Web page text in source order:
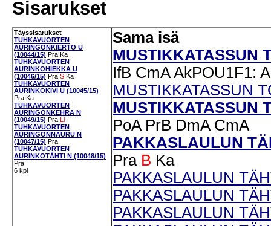
Sisarukset
Täyssisarukset
TUHKAVUORTEN
AURINGONKIERTO U
(10044/15) Pra Ka
TUHKAVUORTEN
AURINKOHIEKKA U
(10046/15) Pra S Ka
TUHKAVUORTEN
AURINKOKIVI U (10045/15)
Pra Ka
TUHKAVUORTEN
AURINGONKEHRÄ N
(10049/15) Pra Li
TUHKAVUORTEN
AURINGONNAURU N
(10047/15) Pra
TUHKAVUORTEN
AURINKOTÄHTI N (10048/15)
Pra
6 kpl
Sama isä
MUSTIKKATASSUN
IfB CmA AkPOU1F1: A
MUSTIKKATASSUN
MUSTIKKATASSUN
PoA PrB DmA CmA
PAKKASLAULUN
Pra B Ka
PAKKASLAULUN
PAKKASLAULUN
PAKKASLAULUN